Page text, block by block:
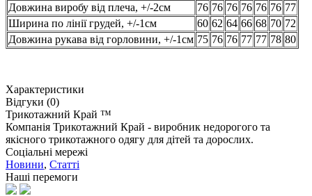
Довжина виробу від плеча, +/-2см
76 76 76 76 76 76 77
Ширина по лінії грудей, +/-1см
60 62 64 66 68 70 72
Довжина рукава від горловини, +/-1см 75 76 76 77 77 78 80
Характеристики
Відгуки (0)
Трикотажний Край ™
Компанія Трикотажний Край - виробник недорогого та
якісного трикотажного одягу для дітей та дорослих.
Соціальні мережі
Новини, Статті
Наші перемоги